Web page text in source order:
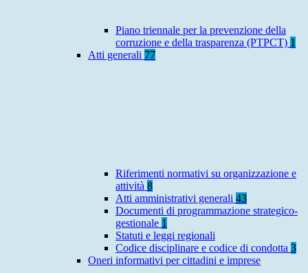
Piano triennale per la prevenzione della
corruzione e della trasparenza (PTPCT) 1
Atti generali 77
Riferimenti normativi su organizzazione e
attività 8
Atti amministrativi generali 43
Documenti di programmazione strategico-
gestionale 1
Statuti e leggi regionali
Codice disciplinare e codice di condotta 3
Oneri informativi per cittadini e imprese